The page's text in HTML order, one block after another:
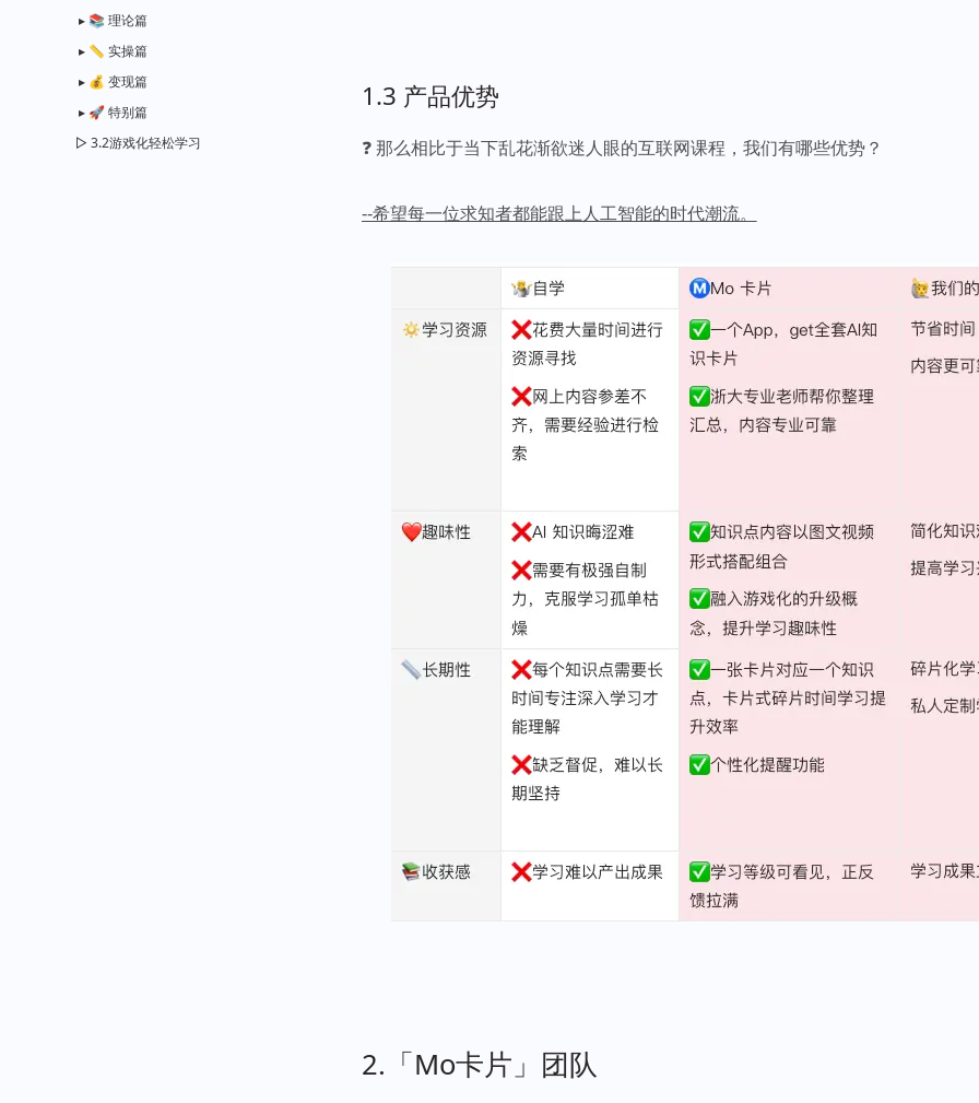
📚 理论篇
📏 实操篇
💰 变现篇
🚀 特别篇
3.2游戏化轻松学习
1.3 产品优势
❓ 那么相比于当下乱花渐欲迷人眼的互联网课程，我们有哪些优势？
--希望每一位求知者都能跟上人工智能的时代潮流。
2.「Mo卡片」团队